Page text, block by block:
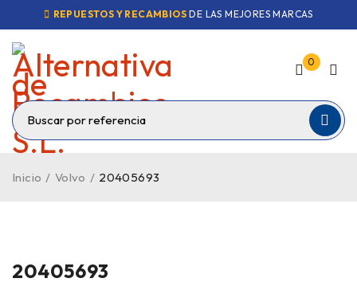
REPUESTOS Y RECAMBIOS DE LAS MEJORES MARCAS
0
Inicio / Volvo / 20405693
20405693